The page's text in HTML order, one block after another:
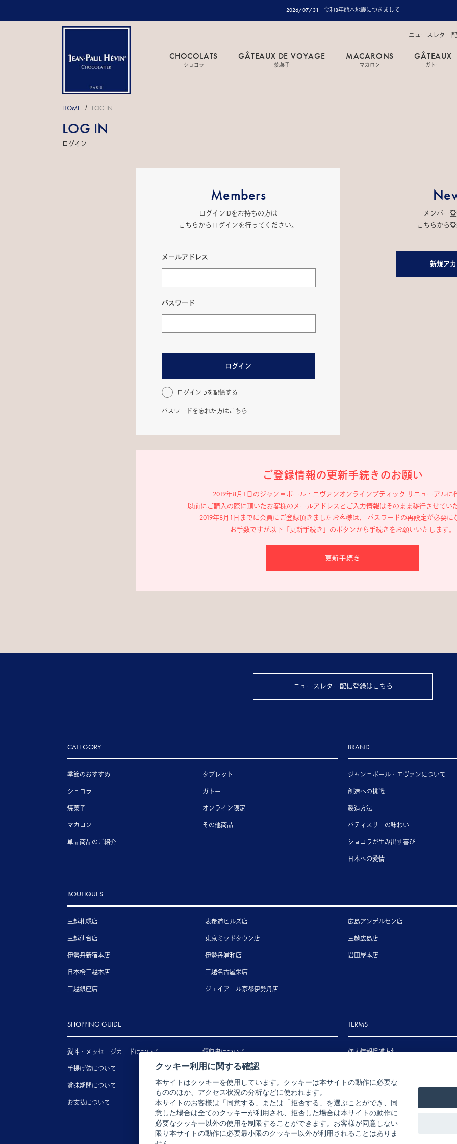
2026/07/31 令和8年熊本地震につきまして
ニュースレター
CHOCOLATS
ショコラ
GÂTEAUX DE VOYAGE
焼菓子
MACARONS
マカロン
GÂTEAUX
ガトー
HOME / LOG IN
LOG IN
ログイン
Members
ログインIDをお持ちの方は
こちらからログインを行ってください。
メールアドレス
パスワード
ログイン
ログインIDを記憶する
パスワードを忘れた方はこちら
メンバー
こちらから
新規ア
ご登録情報の更新手続きのお願い
2019年8月1日のジャン＝ポール・エヴァンオンラインブティック リニューアルに
以前にご購入の際に頂いたお客様のメールアドレスと ご入力情報はそのまま移行させてい
2019年8月1日までに会員にご登録頂きましたお客様は、
パスワードの再設定が必要に
お手数ですが以下「更新手続き」のボタンから手続きをお願いいたします。
更新手続き
ニュースレター配信登録はこちら
CATEGORY
季節のおすすめ
ショコラ
焼菓子
マカロン
単品商品のご紹介
タブレット
ガトー
オンライン限定
その他商品
BRAND
ジャン＝ポール・エヴァンについて
創造への挑戦
製造方法
パティスリーの味わい
ショコラが生み出す喜び
日本への愛情
BOUTIQUES
三越札幌店
三越仙台店
伊勢丹新宿本店
日本橋三越本店
三越銀座店
表参道ヒルズ店
東京ミッドタウン店
伊勢丹浦和店
三越名古屋栄店
ジェイアール京都伊勢丹店
広島アンデルセン店
三越広島店
岩田屋本店
SHOPPING GUIDE
熨斗・メッセージカードについて
手提げ袋について
賞味期間について
お支払について
領収書について
送料について
配送について
キャンセル・返品・交換について
TERMS
個人情報保護方針
クッキー利用に関する確認
本サイトはクッキーを使用しています。クッキーは本サイトの動作に必要な
もののほか、アクセス状況の分析などに使われます。
本サイトのお客様は「同意する」または「拒否する」を選ぶことができ、同
意した場合は全てのクッキーが利用され、拒否した場合は本サイトの動作に
必要なクッキー以外の使用を制限することができます。お客様が同意しない
限り本サイトの動作に必要最小限のクッキー以外が利用されることはありま